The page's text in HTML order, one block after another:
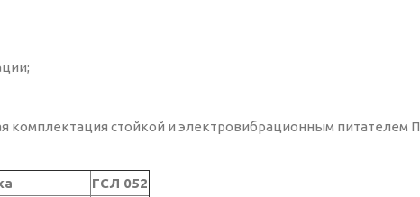
комплектация стойкой и электровибрационным питателем
ГСЛ 052